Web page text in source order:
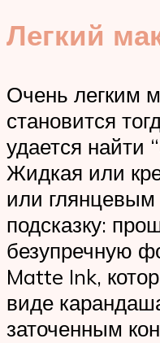
Легкий
Очень легким
становится
удается найти
Жидкая или
или
подсказку:
безупречную
Matte Ink,
виде
заточенным